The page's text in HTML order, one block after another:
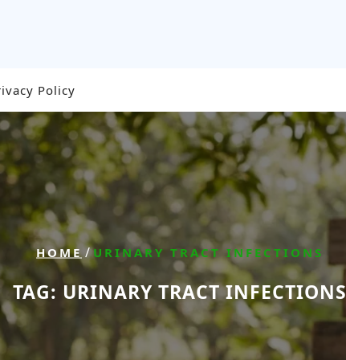
Policy
HOME/URINARY TRACT INFECTIONS
TAG: URINARY TRACT INFECTIONS